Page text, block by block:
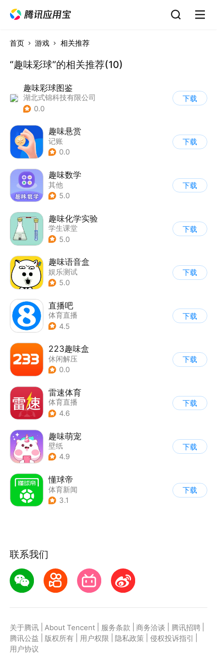
首页 游戏 相关推荐
“趣味彩球”的相关推荐(10)
趣味彩球图鉴
湖北式锦科技有限公司
0.0
下载
趣味悬赏
记账
0.0
下载
趣味数学
其他
5.0
下载
趣味化学实验
学生课堂
5.0
下载
趣味语音盒
娱乐测试
5.0
下载
直播吧
体育直播
4.5
下载
223趣味盒
休闲解压
0.0
下载
雷速体育
体育直播
4.6
下载
趣味萌宠
壁纸
4.9
下载
懂球帝
体育新闻
3.1
下载
联系我们
关于腾讯 About Tencent 服务条款 商务洽谈 腾讯招聘
腾讯公益
版权所有 用户权限 隐私政策 侵权投诉指引
用户协议